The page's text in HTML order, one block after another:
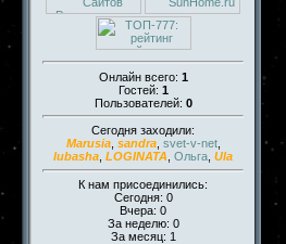
Онлайн всего: 1
Гостей: 1
Пользователей: 0
Сегодня заходили:
Marusia, sandra, svet-v-net,
lubasha LOGINATA Ольга Ula
К нам присоединились:
Сегодня: 0
Вчера: 0
За неделю: 0
За месяц: 1